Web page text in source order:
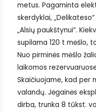
metus. Pagaminta
skerdyklai,
„Alsių paukštynui“.
supilama 120 t mėšlo,
Nuo pirminės mėšlo
laikomos
Skaičiuojame, kad per
valandų. Jėgainės
dirba, trunka 8 tūkst.